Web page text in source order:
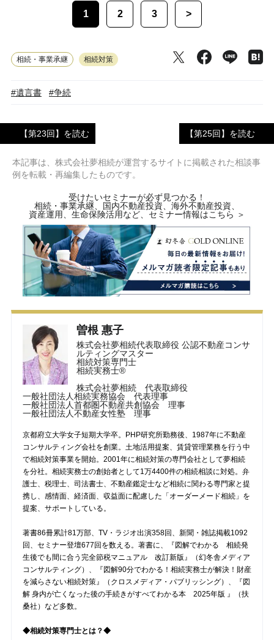
1 2 3 >
相続・事業承継 相続対策
#遺言書 #争続
【第23回】を読む 【第25回】を読む
本記事は、株式会社夢相続が運営するサイトに掲載された相談事
例を転載・再編集したものです。
受けたいセミナーが必ず見つかる！
相続・事業承継、国内不動産投資、海外不動産投資、
資産運用、生命保険活用など、セミナー情報はこちら ＞
曽根 惠子
株式会社夢相続代表取締役 公認不動産コンサ
ルティングマスター
相続対策専門士
相続実務士®
株式会社夢相続 代表取締役
一般社団法人相続実務協会 代表理事
一般社団法人首都圏不動産共創協会 理事
一般社団法人不動産女性塾 理事
京都府立大学女子短期大学卒。PHP研究所勤務後、1987年に不動産
コンサルティング会社を創業。土地活用提案、賃貸管理業務を行う中
で相続対策事業を開始。2001年に相続対策の専門会社として夢相続
を分社。相続実務士の創始者として1万4400件の相続相談に対処。弁
護士、税理士、司法書士、不動産鑑定士など相続に関わる専門家と提
携し、感情面、経済面、収益面に配慮した「オーダーメード相続」を
提案、サポートしている。
著書86冊累計81万部、TV・ラジオ出演358回、新聞・雑誌掲載1092
回、セミナー登壇677回を数える。著書に、『図解でわかる 相続発
生後でも間に合う完全節税マニュアル 改訂新版』（幻冬舎メディア
コンサルティング）、『図解90分でわかる！相続実務士が解決！財産
を減らさない相続対策』（クロスメディア・パブリッシング）、『図
解 身内が亡くなった後の手続きがすべてわかる本 2025年版 』（扶
桑社）など多数。
◆相続対策専門士とは？◆